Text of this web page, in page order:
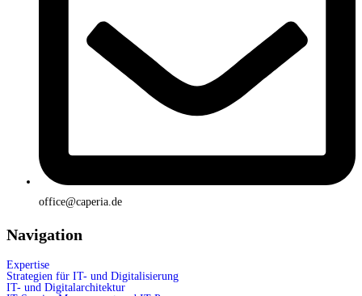
office@caperia.de
Navigation
Expertise
Strategien für IT- und Digitalisierung
IT- und Digitalarchitektur